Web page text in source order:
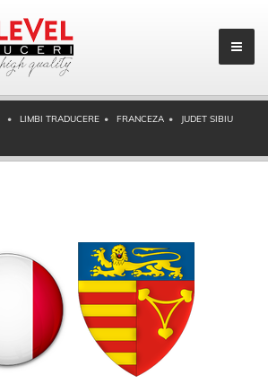
LIMBI TRADUCERE FRANCEZA JUDET SIBIU